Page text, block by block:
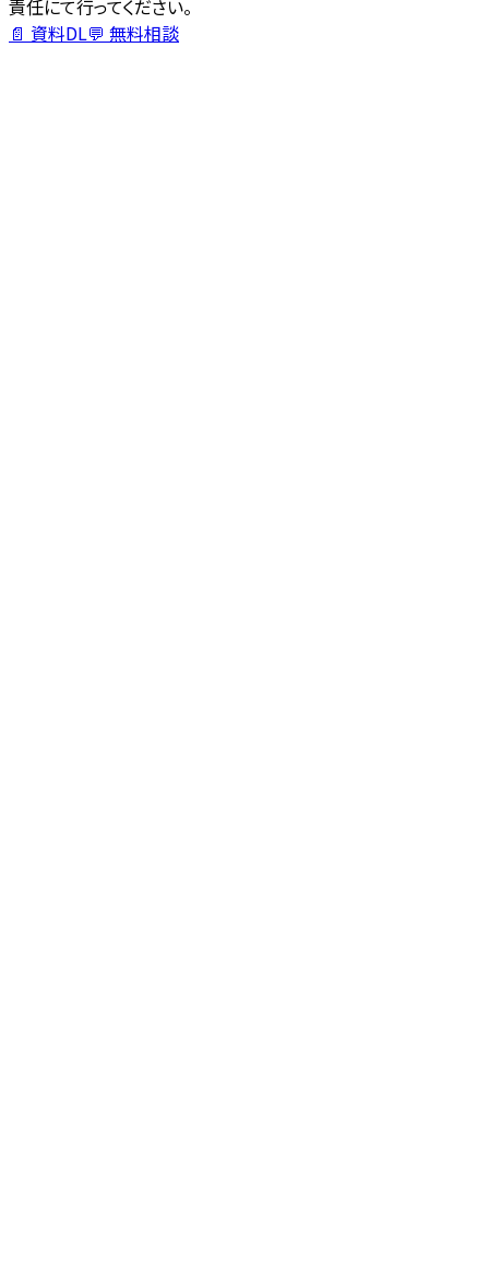
責任にて行ってください。
📄 資料DL💬 無料相談